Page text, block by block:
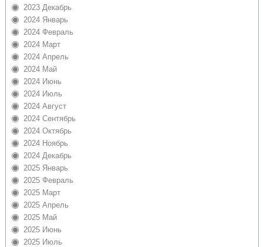
2023 Декабрь
2024 Январь
2024 Февраль
2024 Март
2024 Апрель
2024 Май
2024 Июнь
2024 Июль
2024 Август
2024 Сентябрь
2024 Октябрь
2024 Ноябрь
2024 Декабрь
2025 Январь
2025 Февраль
2025 Март
2025 Апрель
2025 Май
2025 Июнь
2025 Июль